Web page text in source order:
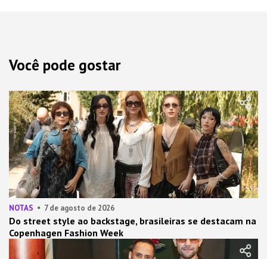
Você pode gostar
NOTAS 7 de agosto de 2026
Do street style ao backstage, brasileiras se destacam na
Copenhagen Fashion Week